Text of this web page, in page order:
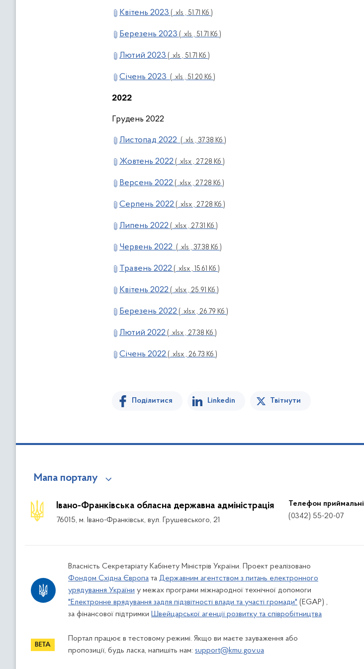
Квітень 2023 ( .xls , 51.71 Кб )
Березень 2023 ( .xls , 51.71 Кб )
Лютий 2023 ( .xls , 51.71 Кб )
Січень 2023 ( .xls , 51.20 Кб )
2022
Грудень 2022
Листопад 2022 ( .xls , 37.38 Кб )
Жовтень 2022 ( .xlsx , 27.28 Кб )
Версень 2022 ( .xlsx , 27.28 Кб )
Серпень 2022 ( .xlsx , 27.28 Кб )
Липень 2022 ( .xlsx , 27.31 Кб )
Червень 2022 ( .xls , 37.38 Кб )
Травень 2022 ( .xlsx , 15.61 Кб )
Квітень 2022 ( .xlsx , 25.91 Кб )
Березень 2022 ( .xlsx , 26.79 Кб )
Лютий 2022 ( .xlsx , 27.38 Кб )
Січень 2022 ( .xlsx , 26.73 Кб )
Поділитися Linkedin Твітнути
Мапа порталу
Івано-Франківська обласна державна адміністрація
76015, м. Івано-Франківськ, вул. Грушевського, 21
Телефон приймальні
(0342) 55-20-07
Власність Секретаріату Кабінету Міністрів України. Проект реалізовано
Фондом Східна Європа та Державним агентством з питань електронного
урядування України у межах програми міжнародної технічної допомоги
"Електронне врядування задля підзвітності влади та участі громади" (EGAP) ,
за фінансової підтримки Швейцарської агенції розвитку та співробітництва
Портал працює в тестовому режимі. Якщо ви маєте зауваження або
пропозиції, будь ласка, напишіть нам: support@kmu.gov.ua